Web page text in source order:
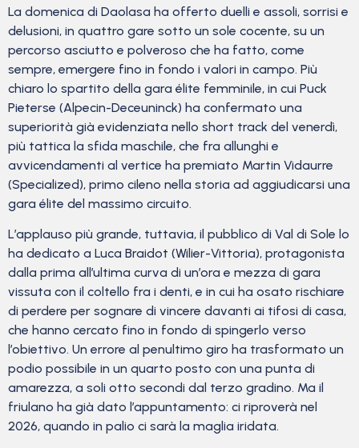
La domenica di Daolasa ha offerto duelli e assoli, sorrisi e
delusioni, in quattro gare sotto un sole cocente, su un
percorso asciutto e polveroso che ha fatto, come
sempre, emergere fino in fondo i valori in campo. Più
chiaro lo spartito della gara élite femminile, in cui Puck
Pieterse (Alpecin-Deceuninck) ha confermato una
superiorità già evidenziata nello short track del venerdì,
più tattica la sfida maschile, che fra allunghi e
avvicendamenti al vertice ha premiato Martin Vidaurre
(Specialized), primo cileno nella storia ad aggiudicarsi una
gara élite del massimo circuito.
L’applauso più grande, tuttavia, il pubblico di Val di Sole lo
ha dedicato a Luca Braidot (Wilier-Vittoria), protagonista
dalla prima all’ultima curva di un’ora e mezza di gara
vissuta con il coltello fra i denti, e in cui ha osato rischiare
di perdere per sognare di vincere davanti ai tifosi di casa,
che hanno cercato fino in fondo di spingerlo verso
l’obiettivo. Un errore al penultimo giro ha trasformato un
podio possibile in un quarto posto con una punta di
amarezza, a soli otto secondi dal terzo gradino. Ma il
friulano ha già dato l’appuntamento: ci riproverà nel
2026, quando in palio ci sarà la maglia iridata.